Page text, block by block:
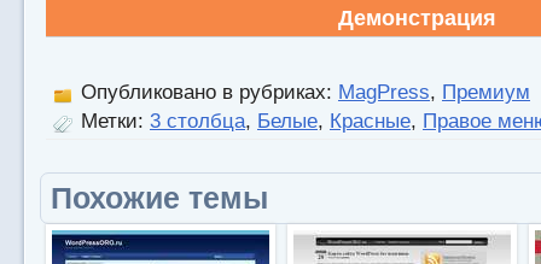
Демонстрация
Опубликовано в рубриках: MagPress, Премиум
Метки: 3 столбца, Белые, Красные, Правое
Похожие темы